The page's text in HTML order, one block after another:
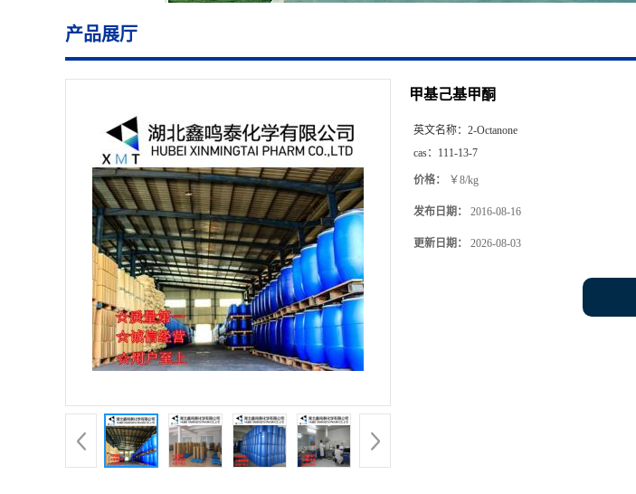
产品展厅
甲基己基甲酮
英文名称： 2-Octanone
cas： 111-13-7
价格： ￥8/kg
发布日期： 2016-08-16
更新日期： 2026-08-03